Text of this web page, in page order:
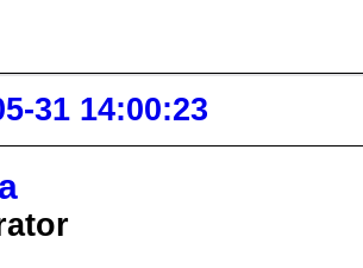
31 14:00:23